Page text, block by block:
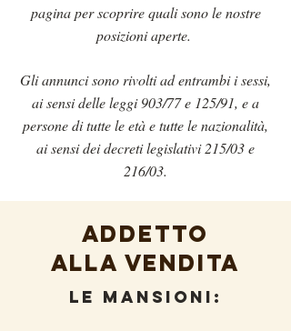
pagina per scoprire quali sono le nostre
posizioni aperte.
Gli annunci sono rivolti ad entrambi i sessi,
ai sensi delle leggi 903/77 e 125/91, e a
persone di tutte le età e tutte le nazionalità,
ai sensi dei decreti legislativi 215/03 e
216/03.
ADDETTO
ALLA VENDITA
LE MANSIONI: